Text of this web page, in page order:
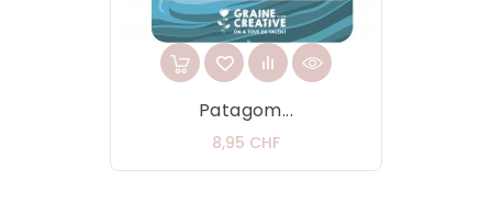
Patagom...
8,95 CHFPrix